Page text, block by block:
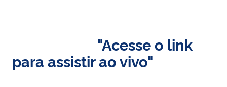
"Acesse o link
para assistir ao vivo"